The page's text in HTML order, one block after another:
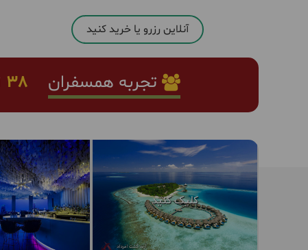
آنلاین رزرو یا خرید کنید
تجربه همسفران 38